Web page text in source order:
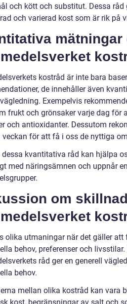
och kött och substitut. Dessa
och varierad kost som är rik på
mätningar
kostråd är inte bara
de innehåller även
Exempelvis
frukt och grönsaker varje dag för
och antioxidanter. Dessutom
veckan för att få i oss de nyttiga
kvantitativa råd kan hjälpa
med näringsämnen och uppnår
om
olika utmaningar när det gäller
behov, preferenser och
råd ger en generell
behov.
mellan olika kostråd kan vara